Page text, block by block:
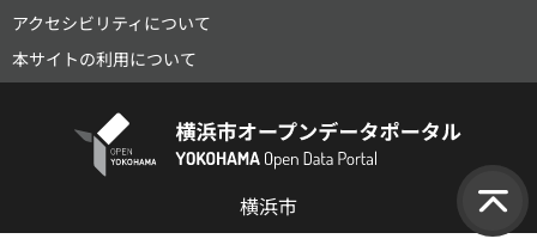
アクセシビリティについて
本サイトの利用について
横浜市